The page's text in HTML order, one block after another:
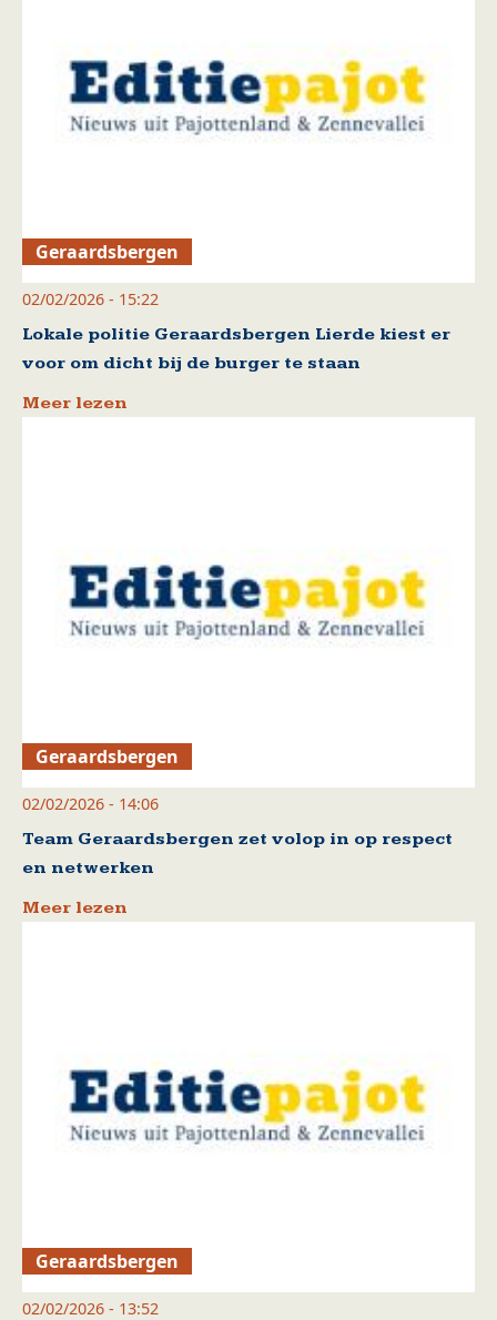
Geraardsbergen
02/02/2026 - 15:22
Lokale politie Geraardsbergen Lierde kiest er
voor om dicht bij de burger te staan
Meer lezen
Geraardsbergen
02/02/2026 - 14:06
Team Geraardsbergen zet volop in op respect
en netwerken
Meer lezen
Geraardsbergen
02/02/2026 - 13:52